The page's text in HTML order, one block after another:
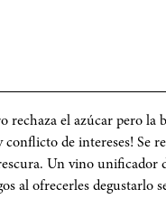
rechaza el azúcar pero la
conflicto de intereses! Se
Un vino unificador
al ofrecerles degustarlo